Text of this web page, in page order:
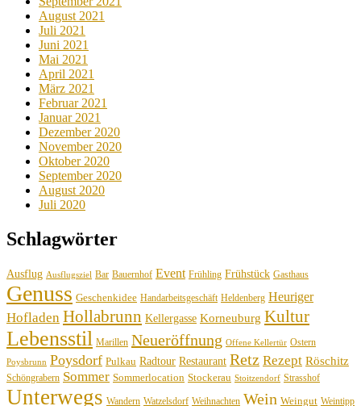
August 2021
Juli 2021
Juni 2021
Mai 2021
April 2021
März 2021
Februar 2021
Januar 2021
Dezember 2020
November 2020
Oktober 2020
September 2020
August 2020
Juli 2020
Schlagwörter
Ausflug Ausflugsziel Bar Bauernhof Event Frühling Frühstück Gasthaus
Genuss Geschenkidee Handarbeitsgeschäft Heldenberg Heuriger
Hofladen Hollabrunn Kellergasse Korneuburg Kultur
Lebensstil Marillen Neueröffnung Offene Kellertür Ostern
Poysbrunn Poysdorf Pulkau Radtour Restaurant Retz Rezept Röschitz
Schöngrabern Sommer Sommerlocation Stockerau Stoitzendorf Strasshof
Unterwegs Wandern Watzelsdorf Weihnachten Wein Weingut Weintipp